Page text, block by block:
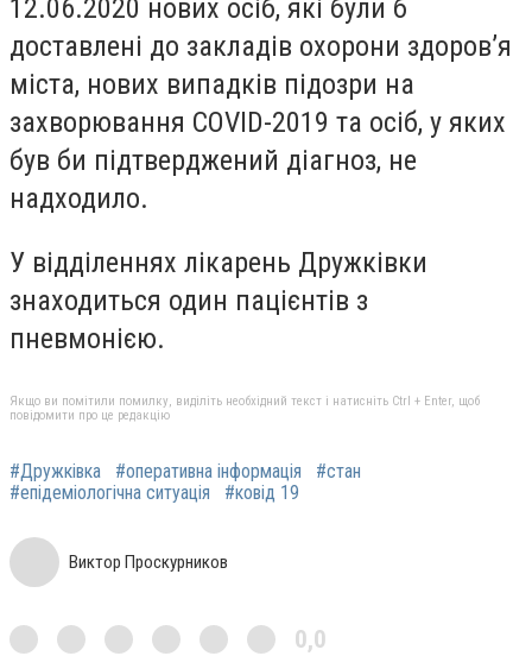
12.06.2020 нових осіб, які були б
доставлені до закладів охорони здоров’я
міста, нових випадків підозри на
захворювання COVID-2019 та осіб, у яких
був би підтверджений діагноз, не
надходило.
У відділеннях лікарень Дружківки
знаходиться один пацієнтів з
пневмонією.
Якщо ви помітили помилку, виділіть необхідний текст і натисніть Ctrl + Enter, щоб
повідомити про це редакцію
#Дружківка #оперативна інформація
#стан
#епідеміологічна ситуація
#ковід 19
Виктор Проскурников
0,0